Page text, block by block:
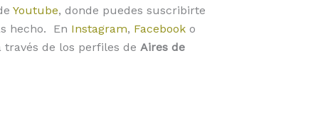
Youtube, donde puedes suscribirte
hecho. En Instagram, Facebooko
de los perfiles de Aires de